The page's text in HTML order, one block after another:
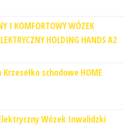
I KOMFORTOWY WÓZEK
HOLDING HANDS A2
schodowe HOME
Wózek Inwalidzki